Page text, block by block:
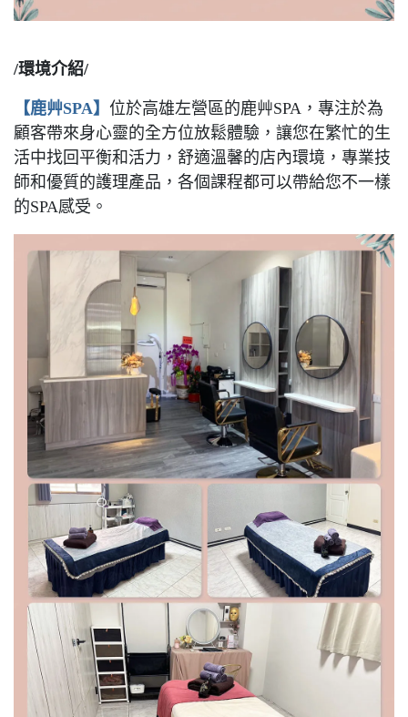
/環境介紹/
【鹿艸SPA】 位於高雄左營區的鹿艸SPA，專注於為
顧客帶來身心靈的全方位放鬆體驗，讓您在繁忙的生
活中找回平衡和活力，舒適溫馨的店內環境，專業技
師和優質的護理產品，各個課程都可以帶給您不一樣
的SPA感受。